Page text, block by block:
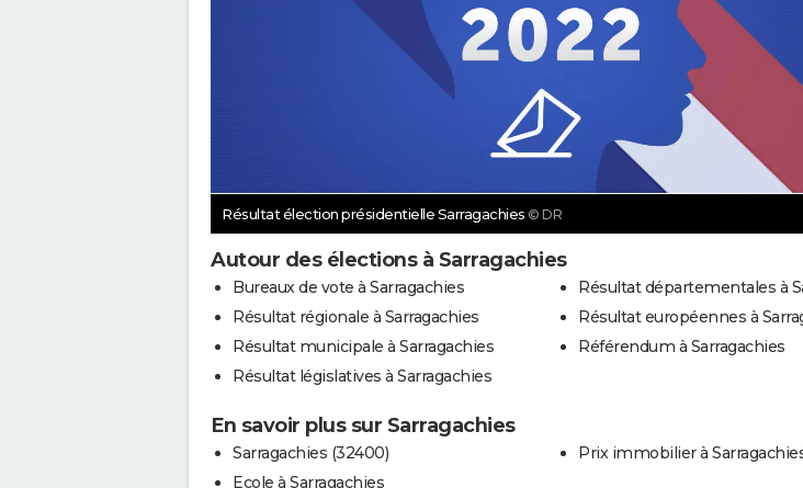
Résultat élection présidentielle Sarragachies © DR
Autour des élections à Sarragachies
Bureaux de vote à Sarragachies
Résultat régionale à Sarragachies
Résultat municipale à Sarragachies
Résultat législatives à Sarragachies
Résultat départementales à
Résultat européennes à
Référendum à Sarragachies
En savoir plus sur Sarragachies
Sarragachies (32400)
Ecole à Sarragachies
Prix immobilier à